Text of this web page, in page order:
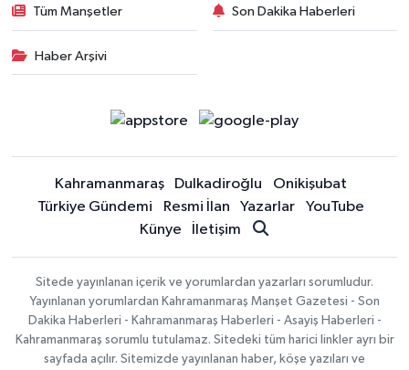
Tüm Manşetler Son Dakika Haberleri
Haber Arşivi
Kahramanmaraş Dulkadiroğlu
Onikişubat
Türkiye Gündemi
Resmi İlan Yazarlar
YouTube
Künye
İletişim
Sitede yayınlanan içerik ve yorumlardan yazarları sorumludur.
Yayınlanan yorumlardan Kahramanmaraş Manşet Gazetesi - Son
Dakika Haberleri - Kahramanmaraş Haberleri - Asayiş Haberleri -
Kahramanmaraş sorumlu tutulamaz. Sitedeki tüm harici linkler ayrı bir
sayfada açılır. Sitemizde yayınlanan haber, köşe yazıları ve